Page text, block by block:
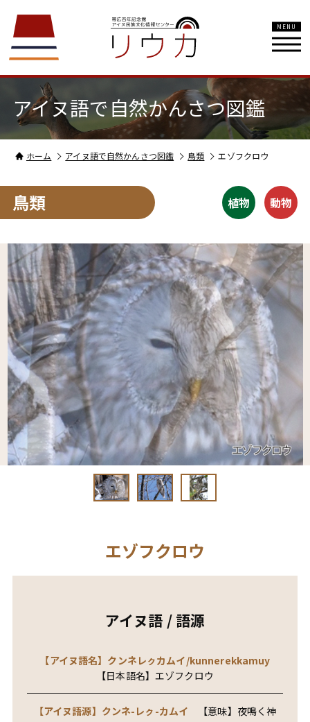
MENU
アイヌ語で自然かんさつ図鑑
ホーム アイヌ語で自然かんさつ図鑑 鳥類 エゾフクロウ
鳥類 植物 動物
エゾフクロウ
アイヌ語 / 語源
【アイヌ語名】クンネレㇰカムイ/kunnerekkamuy
【日本語名】エゾフクロウ
【アイヌ語源】クンネ-レㇰ-カムイ 【意味】夜鳴く神